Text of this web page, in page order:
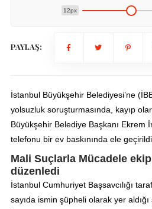
12px
PAYLAŞ:
İstanbul Büyükşehir Belediyesi’ne
yolsuzluk soruşturmasında, kayıp
Büyükşehir Belediye Başkanı Ekrem
telefonu bir ev baskınında ele geçirildi.
Mali Suçlarla Mücadele
düzenledi
İstanbul Cumhuriyet Başsavcılığı
sayıda ismin şüpheli olarak yer